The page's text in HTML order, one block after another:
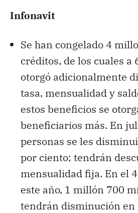
Infonavit
Se han congelado 4
créditos, de los cuales a
otorgó adicionalmente
tasa, mensualidad y
estos beneficios se
beneficiarios más. En
personas se les
por ciento; tendrán
mensualidad fija. En el
este año, 1 millón 700
tendrán disminución en